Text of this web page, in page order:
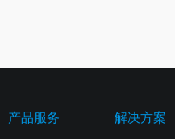
产品服务 解决方案